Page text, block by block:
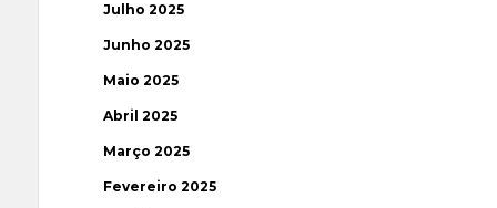
Julho 2025
Junho 2025
Maio 2025
Abril 2025
Março 2025
Fevereiro 2025